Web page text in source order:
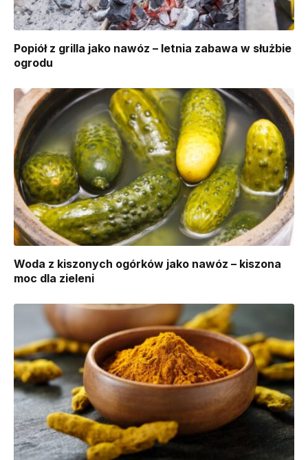
Popiół z grilla jako nawóz – letnia zabawa w służbie
ogrodu
Woda z kiszonych ogórków jako nawóz – kiszona
moc dla zieleni